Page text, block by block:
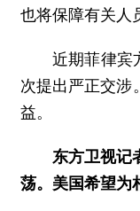
也将保障有关人
近期菲律宾
次提出严正交涉
益。
东方卫视记
荡。美国希望为